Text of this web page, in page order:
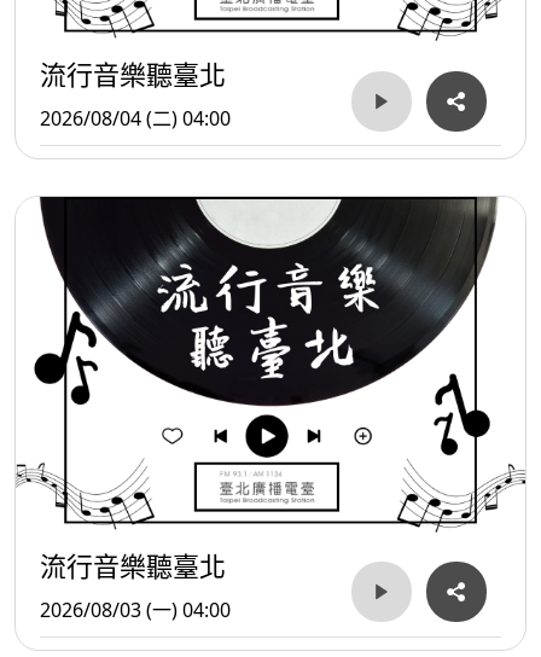
流行音樂聽臺北
2026/08/04 (二) 04:00
流行音樂聽臺北
2026/08/03 (一) 04:00